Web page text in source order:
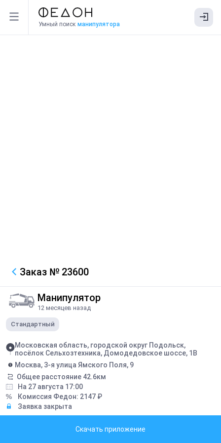
Умный поиск манипулятора
Заказ № 23600
Манипулятор
12 месяцев назад
Стандартный
Московская область, городской округ Подольск,
посёлок Сельхозтехника, Домодедовское шоссе, 1В
Москва, 3-я улица Ямского Поля, 9
Общее расстояние 42.6км
На 27 августа 17:00
Комиссия Федон: 2147 ₽
Заявка закрыта
Скачать приложение